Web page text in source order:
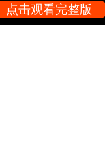
点击观看完整版